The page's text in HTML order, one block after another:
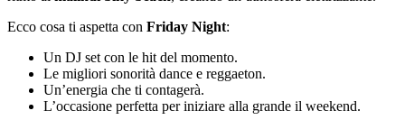
Ecco cosa ti aspetta con Friday Night:
Un DJ set con le hit del momento.
Le migliori sonorità dance e reggaeton.
Un’energia che ti contagerà.
L’occasione perfetta per iniziare alla grande il weekend.